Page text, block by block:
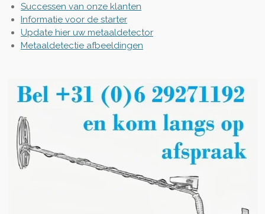
Successen van onze klanten
Informatie voor de starter
Update hier uw metaaldetector
Metaaldetectie afbeeldingen